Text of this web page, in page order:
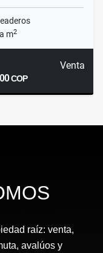
m2
Venta
COP
raíz: venta,
avalúos y